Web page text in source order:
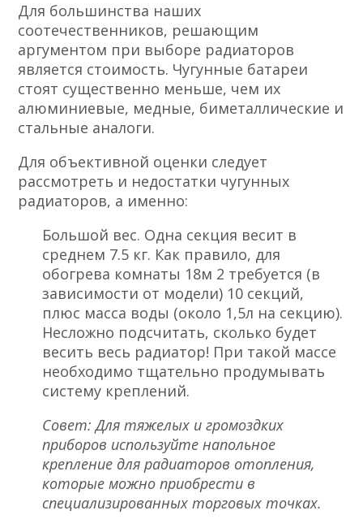
Для большинства наших
соотечественников, решающим
аргументом при выборе радиаторов
является стоимость. Чугунные батареи
стоят существенно меньше, чем их
алюминиевые, медные, биметаллические и
стальные аналоги.
Для объективной оценки следует
рассмотреть и недостатки чугунных
радиаторов, а именно:
Большой вес. Одна секция весит в
среднем 7.5 кг. Как правило, для
обогрева комнаты 18м 2 требуется (в
зависимости от модели) 10 секций,
плюс масса воды (около 1,5л на секцию).
Несложно подсчитать, сколько будет
весить весь радиатор! При такой массе
необходимо тщательно продумывать
систему креплений.
Совет: Для тяжелых и громоздких
приборов используйте напольное
крепление для радиаторов отопления,
которые можно приобрести в
специализированных торговых точках.